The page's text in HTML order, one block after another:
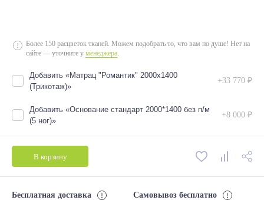
Более 150 расцветок тканей. Можем подобрать то, что вам по душе! Нет на
сайте — уточните у менеджера
Добавить «Матрац "Романтик" 2000х1400
(Трикотаж)»
+33 770 ₽
Добавить «Основание стандарт 2000*1400 без п/м
(5 ног)»
+8 000 ₽
В корзину
Бесплатная доставка Самовывоз бесплатно